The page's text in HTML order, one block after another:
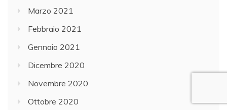
Marzo 2021
Febbraio 2021
Gennaio 2021
Dicembre 2020
Novembre 2020
Ottobre 2020